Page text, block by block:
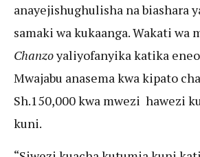
anayejishughulisha na biashara
samaki wa kukaanga. Wakati wa
Chanzoyaliyofanyika katika
Mwajabu anasema kwa kipato
Sh.150,000 kwa mwezi hawezi
kuni.